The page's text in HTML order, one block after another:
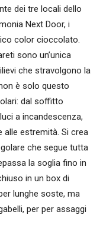
dei tre locali dello
Next Door, i
color cioccolato.
sono un’unica
che stravolgono la
è solo questo
dal soffitto
a incandescenza,
estremità. Si crea
che segue tutta
la soglia fino in
in un box di
lunghe soste, ma
per per assaggi